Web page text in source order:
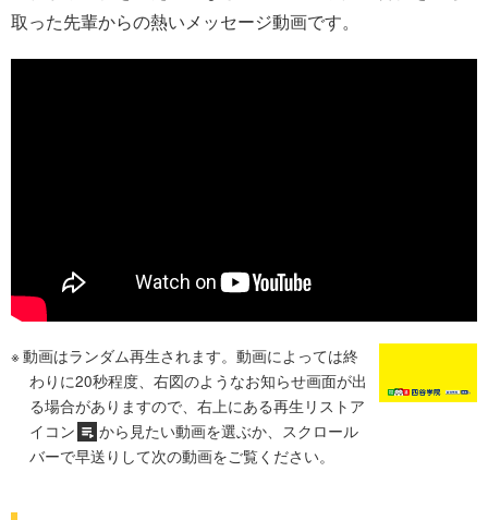
取った先輩からの熱いメッセージ動画です。
動画はランダム再生されます。動画によっては終
わりに20秒程度、右図のようなお知らせ画面が出
る場合がありますので、右上にある再生リストア
イコン
から見たい動画を選ぶか、スクロール
バーで早送りして次の動画をご覧ください。